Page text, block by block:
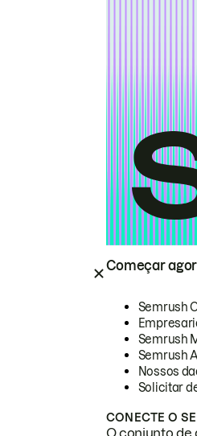
Começar
Semrush
Semrush
Semrush
Nossos
Solicitar
CONECTE O
O conjunto de